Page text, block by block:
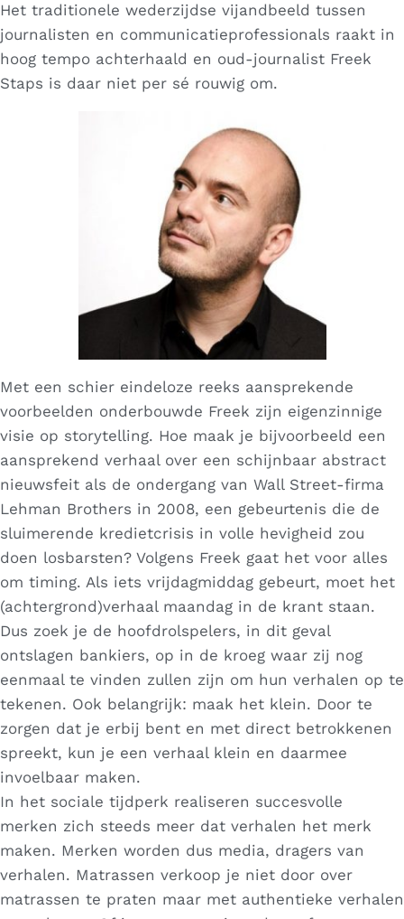
Het traditionele wederzijdse vijandbeeld tussen
journalisten en communicatieprofessionals raakt in
hoog tempo achterhaald en oud-journalist Freek
Staps is daar niet per sé rouwig om.
Met een schier eindeloze reeks aansprekende
voorbeelden onderbouwde Freek zijn eigenzinnige
visie op storytelling. Hoe maak je bijvoorbeeld een
aansprekend verhaal over een schijnbaar abstract
nieuwsfeit als de ondergang van Wall Street-firma
Lehman Brothers in 2008, een gebeurtenis die de
sluimerende kredietcrisis in volle hevigheid zou
doen losbarsten? Volgens Freek gaat het voor alles
om timing. Als iets vrijdagmiddag gebeurt, moet het
(achtergrond)verhaal maandag in de krant staan.
Dus zoek je de hoofdrolspelers, in dit geval
ontslagen bankiers, op in de kroeg waar zij nog
eenmaal te vinden zullen zijn om hun verhalen op te
tekenen. Ook belangrijk: maak het klein. Door te
zorgen dat je erbij bent en met direct betrokkenen
spreekt, kun je een verhaal klein en daarmee
invoelbaar maken.
In het sociale tijdperk realiseren succesvolle
merken zich steeds meer dat verhalen het merk
maken. Merken worden dus media, dragers van
verhalen. Matrassen verkoop je niet door over
matrassen te praten maar met authentieke verhalen